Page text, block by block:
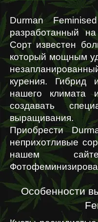
Durman
разработанный
Сорт известен
который мощным
курения. Гибрид
нашего климата
создавать
выращивания.
Приобрести
неприхотливые
нашем
Особенности